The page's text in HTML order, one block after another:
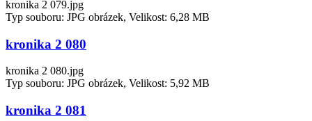
kronika 2 079.jpg
Typ souboru: JPG obrázek, Velikost: 6,28 MB
kronika 2 080
kronika 2 080.jpg
Typ souboru: JPG obrázek, Velikost: 5,92 MB
kronika 2 081